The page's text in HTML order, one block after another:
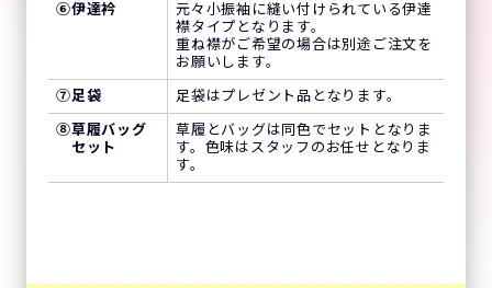
⑥伊達衿
元々小振袖に縫い付けられている伊達
襟タイプとなります。
重ね襟がご希望の場合は別途ご注文を
お願いします。
⑦足袋 足袋はプレゼント品となります。
⑧草履バッグ
セット
草履とバッグは同色でセットとなりま
す。色味はスタッフのお任せとなりま
す。